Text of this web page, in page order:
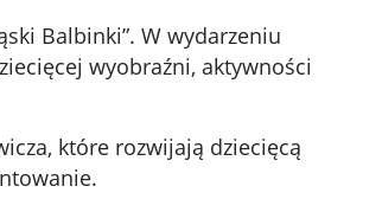
Balbinki”. W wydarzeniu
wyobraźni, aktywności
które rozwijają dziecięcą